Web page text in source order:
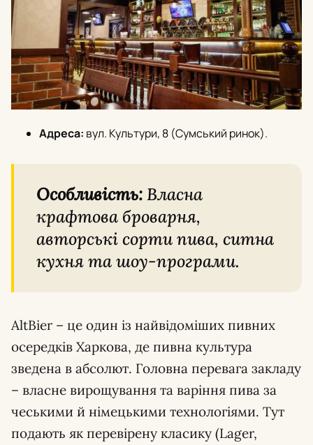
Адреса: вул. Культури, 8 (Сумський ринок).
Особливість: Власна
крафтова броварня,
авторські сорти пива, ситна
кухня та шоу-програми.
AltBier – це один із найвідоміших пивних
осередків Харкова, де пивна культура
зведена в абсолют. Головна перевага закладу
– власне вирощування та варіння пива за
чеськими й німецькими технологіями. Тут
подають як перевірену класику (Lager,